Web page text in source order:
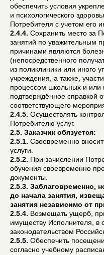
обеспечить условия
и психологического
Потребителя с учетом его
2.4.4. Сохранить место за
занятий по уважительным
причинами являются
(непосредственного
из поликлиники или иного
учреждения, а также,
процессом школьных и или
подтверждённое справкой
соответствующего
2.4.5. Осуществлять
Потребителю услуг.
2.5. Заказчик обязуется:
2.5.1. Своевременно
услуги.
2.5.2. При зачислении
обучения своевременно
документы.
2.5.3. Заблаговременно,
до начала занятия,
занятия независимо от
2.5.4. Возмещать ущерб,
имуществу Исполнителя, в
законодательством
2.5.5. Обеспечить
согласно учебному